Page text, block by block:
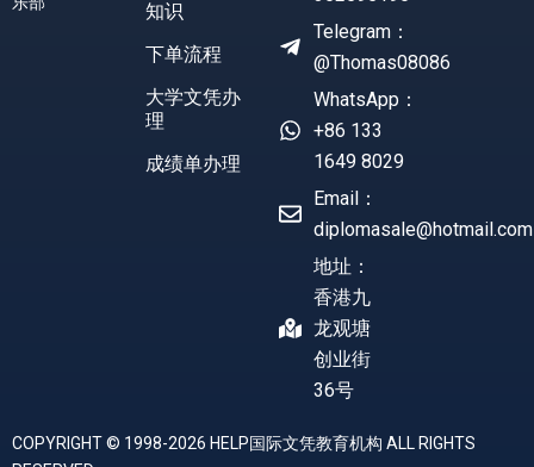
知识
下单流程
大学文凭办
理
成绩单办理
Telegram：
@Thomas08086
WhatsApp：
+86 133
1649 8029
Email：
diplomasale@hotmail.com
地址：
香港九
龙观塘
创业街
36号
COPYRIGHT © 1998-2026 HELP国际文凭教育机构 ALL RIGHTS